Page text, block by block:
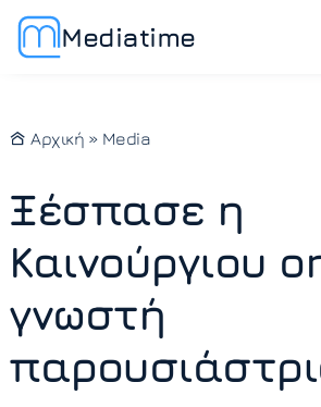
Mediatime
Αρχική » Media
Ξέσπασε η
Καινούργιου
γνωστή